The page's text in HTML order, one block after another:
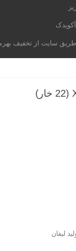
لیست شعب
لیفان
سایت از تخفیف